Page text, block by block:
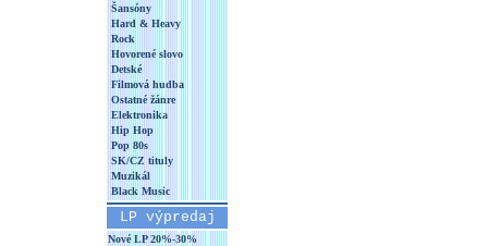
Šansóny
Hard & Heavy
Rock
Hovorené slovo
Detské
Filmová hudba
Ostatné žánre
Elektronika
Hip Hop
Pop 80s
SK/CZ tituly
Muzikál
Black Music
LP výpredaj
Nové LP 20%-30%